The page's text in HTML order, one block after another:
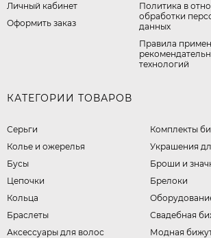
Личный кабинет
Оформить заказ
​Политика в
обработки
данных
Правила
технологий
КАТЕГОРИИ ТОВАРОВ
Серьги
Колье и ожерелья
Бусы
Цепочки
Кольца
Браслеты
Аксессуары для волос
Комплекты
Украшения
Броши и
Брелоки
Свадебная
Модная